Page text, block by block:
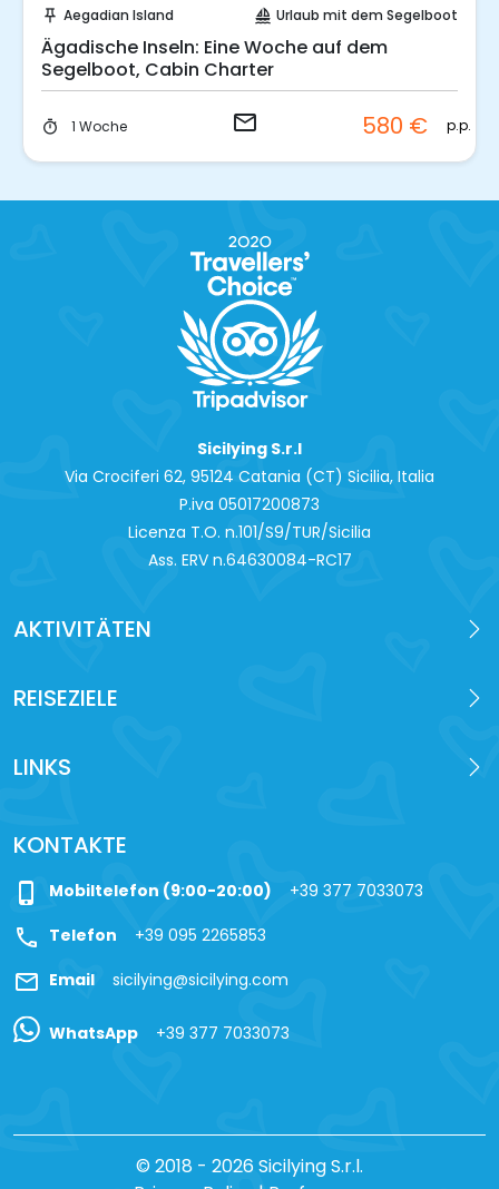
push_pin Aegadian Island sailing Urlaub mit dem Segelboot
Ägadische Inseln: Eine Woche auf dem
Segelboot, Cabin Charter
timer 1 Woche email 580 € p.p.
Sicilying S.r.l
Via Crociferi 62, 95124 Catania (CT) Sicilia, Italia
P.iva 0‍5017200873
Licenza T.O. n.101/S9/TUR/Sicilia
Ass. ERV n.64630084-RC17
AKTIVITÄTEN
REISEZIELE
LINKS
KONTAKTE
phone_iphone Mobiltelefon (9:00-20:00) +39 377 7033073
call Telefon +39 095 2265853
mail Email sicilying@sicilying.com
WhatsApp +39 377 7033073
© 2018 - 2026 Sicilying S.r.l.